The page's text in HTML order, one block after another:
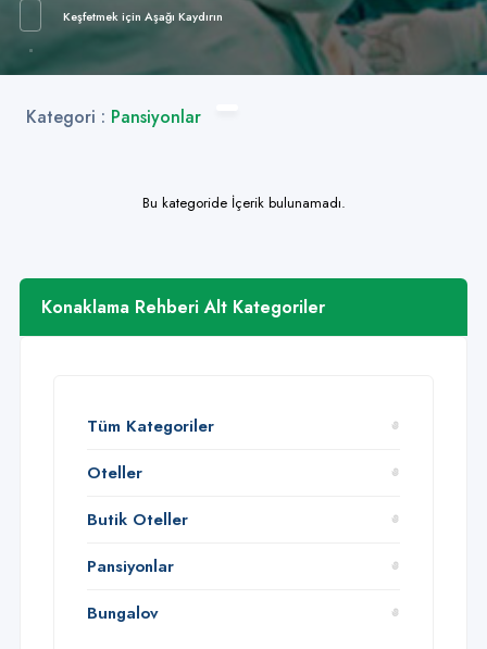
Keşfetmek için Aşağı Kaydırın
Kategori : Pansiyonlar
Bu kategoride İçerik bulunamadı.
Konaklama Rehberi Alt Kategoriler
Tüm Kategoriler
Oteller
Butik Oteller
Pansiyonlar
Bungalov